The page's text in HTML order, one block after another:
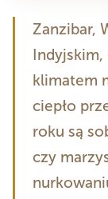
Zanzibar,
klimatem
ciepło
roku są
czy